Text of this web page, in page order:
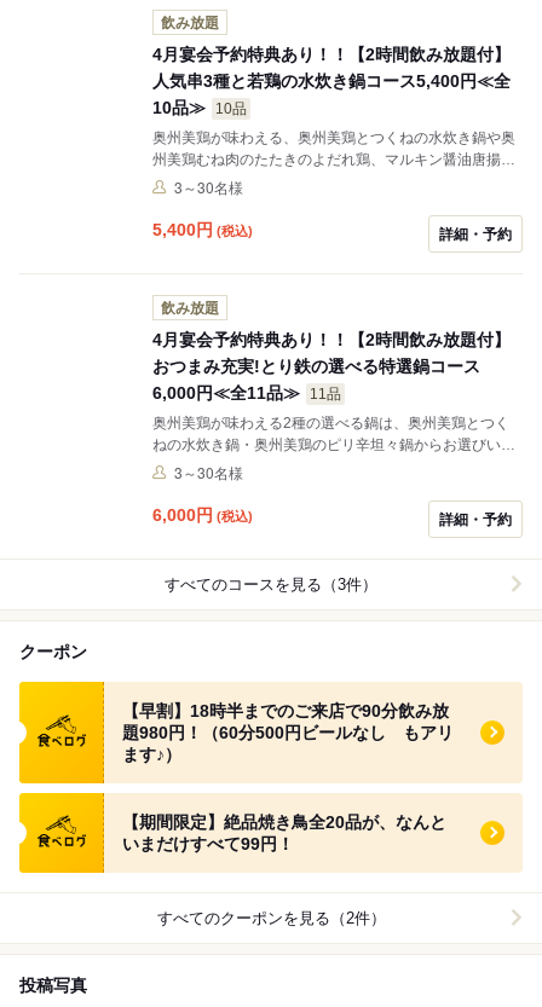
飲み放題
4月宴会予約特典あり！！【2時間飲み放題付】
人気串3種と若鶏の水炊き鍋コース5,400円≪全
10品≫
10品
奥州美鶏が味わえる、奥州美鶏とつくねの水炊き鍋や奥
州美鶏むね肉のたたきのよだれ鶏、マルキン醤油唐揚げ
のチキン南蛮などとり鉄の逸品料理をお楽しみください
路乃紅梅 純米酒」当店一番人気！を人数分お楽しみい
ただけます。 冷でも燗でもお好みで堪能してください！
3～30名様
5,400円 (税込) 詳細・予約
飲み放題
4月宴会予約特典あり！！【2時間飲み放題付】
おつまみ充実!とり鉄の選べる特選鍋コース
6,000円≪全11品≫
11品
奥州美鶏が味わえる2種の選べる鍋は、奥州美鶏とつく
ねの水炊き鍋・奥州美鶏のピリ辛坦々鍋からお選びいた
だけます。ほか奥州美鶏のたたき 岩塩盛り、名物の手羽
スです。 4月宴会予約特典 店長の地元の頚城酒造さんの
「越路乃紅梅 純米酒」当店一番人気！を人数分お楽し
い！
3～30名様
6,000円 (税込) 詳細・予約
すべてのコースを見る（3件）
クーポン
食べログ クーポン
【早割】18時半までのご来店で90分飲み放
題980円！（60分500円ビールなし もアリ
ます♪）
食べログ クーポン
【期間限定】絶品焼き鳥全20品が、なんと
いまだけすべて99円！
すべてのクーポンを見る（2件）
投稿写真